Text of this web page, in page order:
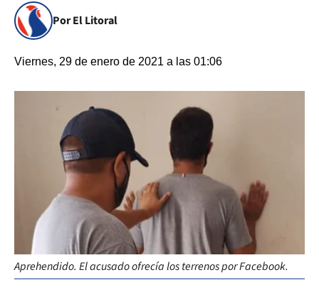
Por El Litoral
Viernes, 29 de enero de 2021 a las 01:06
Aprehendido. El acusado ofrecía los terrenos por Facebook.